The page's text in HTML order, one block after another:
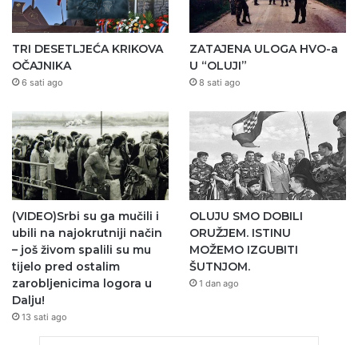
TRI DESETLJEĆA KRIKOVA
OČAJNIKA
6 sati ago
ZATAJENA ULOGA HVO-a
U “OLUJI”
8 sati ago
(VIDEO)Srbi su ga mučili i
ubili na najokrutniji način
– još živom spalili su mu
tijelo pred ostalim
zarobljenicima logora u
Dalju!
13 sati ago
OLUJU SMO DOBILI
ORUŽJEM. ISTINU
MOŽEMO IZGUBITI
ŠUTNJOM.
1 dan ago